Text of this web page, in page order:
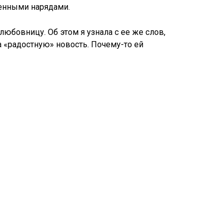
нарядами.
Об этом я узнала с ее же слов,
новость. Почему-то ей